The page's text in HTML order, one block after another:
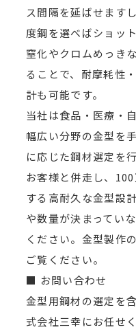
ス間隔を延ばせます
度鋼を選べばショッ
窒化やクロムめっき
ることで、耐摩耗性
計も可能です。
当社は食品・医療・
幅広い分野の金型を
に応じた鋼材選定を
お客様と併走し、
する高耐久な金型設
や数量が決まってい
ください。金型製作
ご覧ください。
■ お問い合わせ
金型用鋼材の選定を
式会社三幸にお任せく